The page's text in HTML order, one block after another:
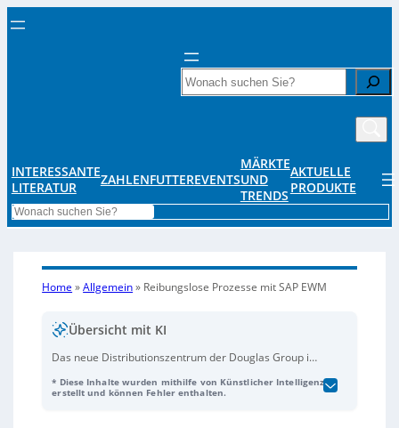
Search
INTERESSANTE
LITERATUR
ZAHLENFUTTEREVENTS
MÄRKTE
UND
TRENDS
AKTUELLE
PRODUKTE
Search
Home »Allgemein» Reibungslose Prozesse mit SAP EWM
Übersicht mit KI
Das neue Distributionszentrum der Douglas Group in
erweitert die Lagerkapazitäten und optimiert die
* Diese Inhalte wurden mithilfe von Künstlicher Intelligenz
erstellt und können Fehler enthalten.